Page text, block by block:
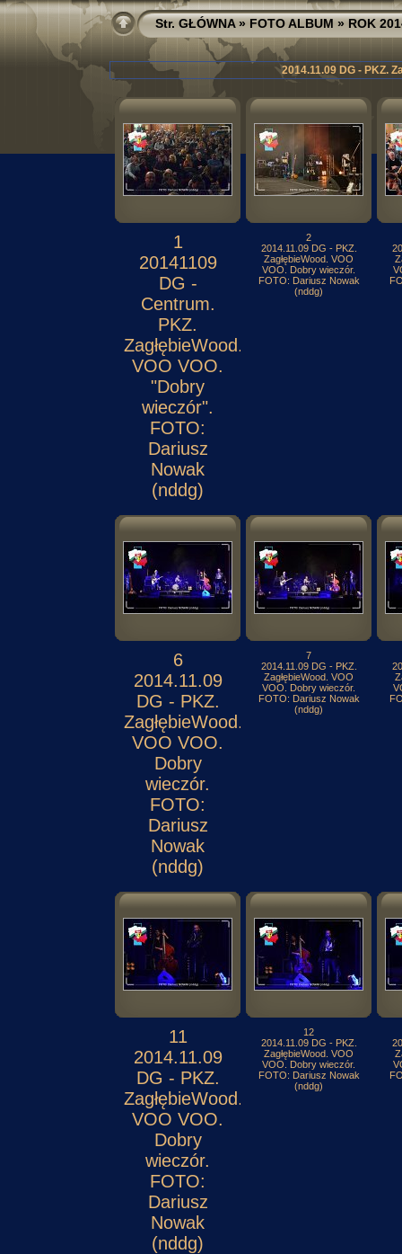
Str. GŁÓWNA»FOTO ALBUM»ROK
2014.11.09 DG - PKZ.
1
20141109
DG -
Centrum.
PKZ.
ZagłębieWood.
VOO VOO.
"Dobry
wieczór".
FOTO:
Dariusz
Nowak
(nddg)
2
2014.11.09 DG - PKZ.
ZagłębieWood. VOO
VOO. Dobry wieczór.
FOTO: Dariusz Nowak
(nddg)
6
2014.11.09
DG - PKZ.
ZagłębieWood.
VOO VOO.
Dobry
wieczór.
FOTO:
Dariusz
Nowak
(nddg)
7
2014.11.09 DG - PKZ.
ZagłębieWood. VOO
VOO. Dobry wieczór.
FOTO: Dariusz Nowak
(nddg)
11
2014.11.09
DG - PKZ.
ZagłębieWood.
VOO VOO.
Dobry
wieczór.
FOTO:
Dariusz
Nowak
(nddg)
12
2014.11.09 DG - PKZ.
ZagłębieWood. VOO
VOO. Dobry wieczór.
FOTO: Dariusz Nowak
(nddg)